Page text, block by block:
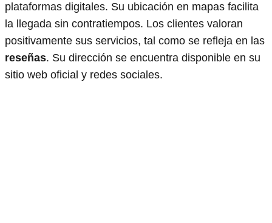
plataformas digitales. Su ubicación en mapas facilita
la llegada sin contratiempos. Los clientes valoran
positivamente sus servicios, tal como se refleja en las
reseñas. Su dirección se encuentra disponible en su
sitio web oficial y redes sociales.